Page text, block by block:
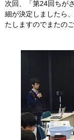
次回、「第24回ちが
細が決定しましたら
たしますのでまたの